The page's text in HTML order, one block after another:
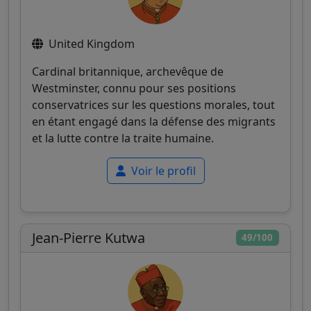
United Kingdom
Cardinal britannique, archevêque de
Westminster, connu pour ses positions
conservatrices sur les questions morales, tout
en étant engagé dans la défense des migrants
et la lutte contre la traite humaine.
Voir le profil
49/100
Jean-Pierre Kutwa